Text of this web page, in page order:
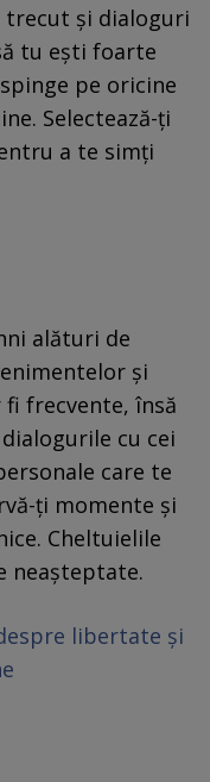
trecut și dialoguri
tu ești foarte
pe oricine
Selectează-ți
a te simți
alături de
și
frecvente, însă
cu cei
care te
ți momente și
Cheltuielile
neașteptate.
libertate și